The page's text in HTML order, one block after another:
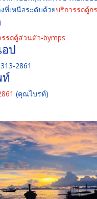
ที่เหนือระดับด้วยบริการรถตู้ก
รถตู้ส่วนตัว-bymps
ป
2861
(คุณไบรท์)